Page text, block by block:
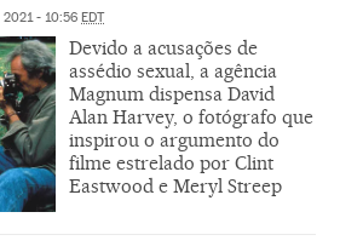
2021 - 10:56 EDT
Devido a acusações de
assédio sexual, a agência
Magnum dispensa David
Alan Harvey, o fotógrafo que
inspirou o argumento do
filme estrelado por Clint
Eastwood e Meryl Streep